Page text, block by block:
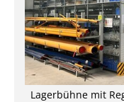
Lagerbühne mit